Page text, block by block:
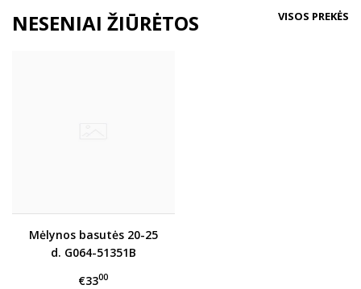
NESENIAI ŽIŪRĖTOS VISOS PREKĖS
Mėlynos basutės 20-25
d. G064-51351B
€3300